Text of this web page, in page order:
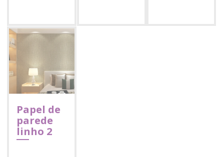
Papel de
parede
linho 2